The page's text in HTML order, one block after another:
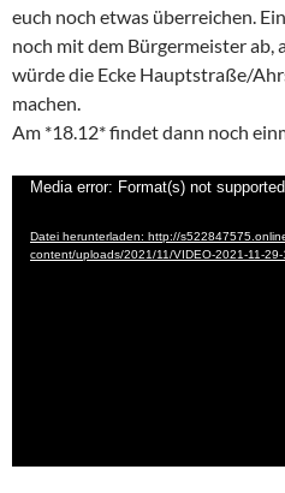
euch noch etwas überreichen.
noch mit dem Bürgermeister ab,
würde die Ecke Hauptstraße/
machen.
Am *18.12* findet dann noch
Video-
Media error: Format(s) not
Datei herunterladen: http://
content/uploads/2021/11/VIDEO-2021-11-